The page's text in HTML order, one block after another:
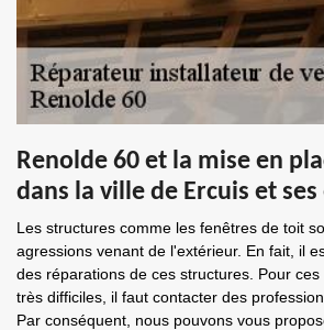
Renolde 60 et la mise en
dans la ville de Ercuis et
Les structures comme les fenêtres de toit
agressions venant de l'extérieur. En fait, il
des réparations de ces structures. Pour
très difficiles, il faut contacter des
Par conséquent, nous pouvons vous